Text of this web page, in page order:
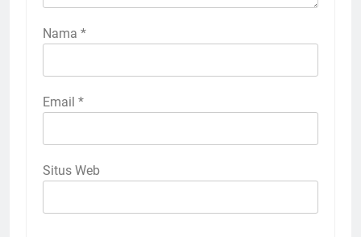
Nama *
Email *
Situs Web